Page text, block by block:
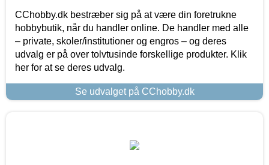
CChobby.dk bestræber sig på at være din foretrukne
hobbybutik, når du handler online. De handler med alle
– private, skoler/institutioner og engros – og deres
udvalg er på over tolvtusinde forskellige produkter. Klik
her for at se deres udvalg.
Se udvalget på CChobby.dk